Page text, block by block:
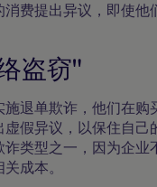
消费提出异议，即使他
盗窃"
退单欺诈，他们在购
虚假异议，以保住自己
诈类型之一，因为企业
成本。